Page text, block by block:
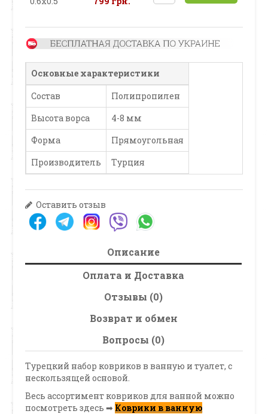
Основные характеристики
Состав
Полипропилен
Высота ворса
4-8 мм
Форма
Прямоугольная
Производитель
Турция
Оставить отзыв
Описание
Оплата и Доставка
Отзывы (0)
Возврат и обмен
Вопросы (0)
Турецкий набор ковриков в ванную и туалет, с
нескользящей основой.
Весь ассортимент ковриков для ванной можно
посмотреть здесь ➡ Коврики в ванную